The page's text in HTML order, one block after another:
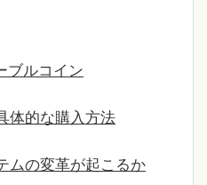
ブルコイン
体的な購入方法
ムの変革が起こるか